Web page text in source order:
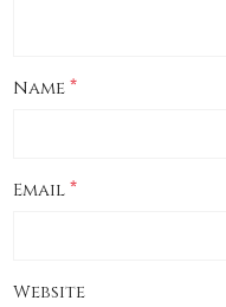
Name*
Email*
Website